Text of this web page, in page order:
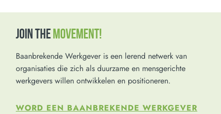
JOIN THEMOVEMENT!
Baanbrekende Werkgever is een lerend netwerk van
organisaties die zich als duurzame en mensgerichte
werkgevers willen ontwikkelen en positioneren.
WORD EEN BAANBREKENDE WERKGEVER